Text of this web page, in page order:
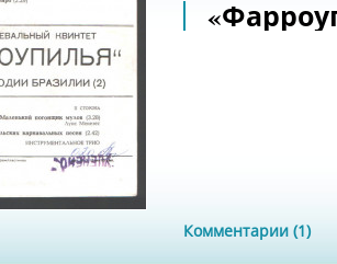
Комментарии (1)